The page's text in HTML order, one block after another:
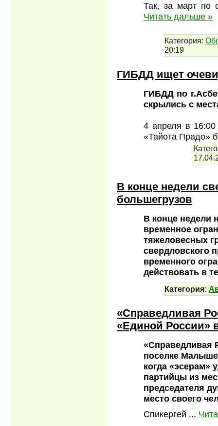
Так, за март по
Читать дальше »
Категория:
20:19
ГИБДД ищет
ГИБДД по
скрылись с
4 апреля в
«Тайота Прадо»
В конце недели
большегрузов
В конце недели
временное
тяжеловесных
свердловского
временного
действовать в
Категория:
«Справедливая
«Единой России»
«Справедливая
поселке
когда «эсерам»
партийцы из
председателя
место своего
Спикергей ...